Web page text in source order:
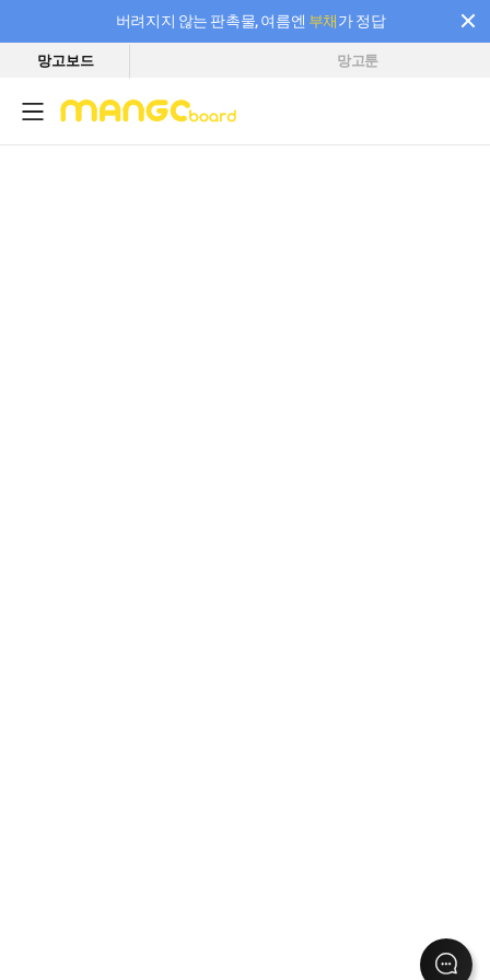
버려지지 않는 판촉물, 여름엔 부채가 정답
필요한 만큼 충전하고 끊김 없이 작업하세요! 새로워진 AI 부스터 요금제
망고보드 망고툰